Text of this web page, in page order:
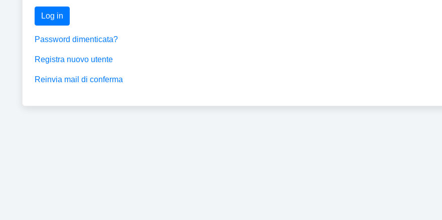
Log in
Password dimenticata?
Registra nuovo utente
Reinvia mail di conferma